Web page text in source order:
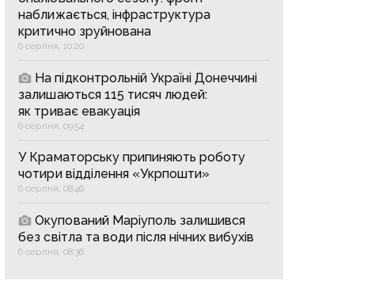
наближається, інфраструктура
критично зруйнована
6 серпня, 10:20
На підконтрольній Україні Донеччині
залишаються 115 тисяч людей:
як триває евакуація
6 серпня, 09:54
У Краматорську припиняють роботу
чотири відділення «Укрпошти»
6 серпня, 08:46
Окупований Маріуполь залишився
без світла та води після нічних вибухів
6 серпня, 08:36